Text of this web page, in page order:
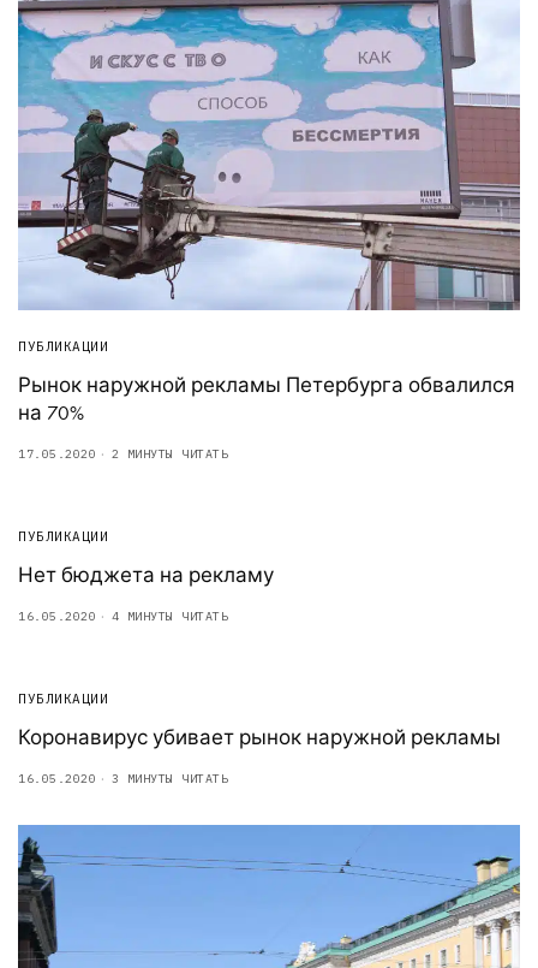
ПУБЛИКАЦИИ
Рынок наружной рекламы Петербурга обвалился
на 70%
17.05.2020 2 МИНУТЫ ЧИТАТЬ
ПУБЛИКАЦИИ
Нет бюджета на рекламу
16.05.2020 4 МИНУТЫ ЧИТАТЬ
ПУБЛИКАЦИИ
Коронавирус убивает рынок наружной рекламы
16.05.2020 3 МИНУТЫ ЧИТАТЬ